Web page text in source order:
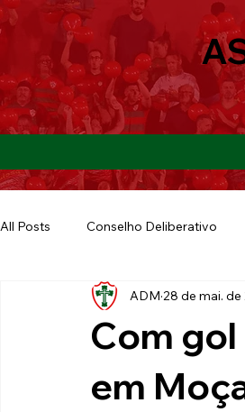
All Posts Conselho Deliberativo
Ação Social Futebol
Futebol de Base
Com
em
ADM 28 de mai. de